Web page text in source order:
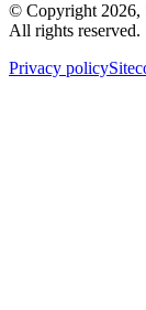
© Copyright 2026,
All rights reserved.
Privacy policy